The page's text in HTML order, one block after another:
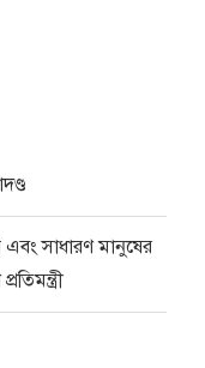
সাধারণ মানুষের